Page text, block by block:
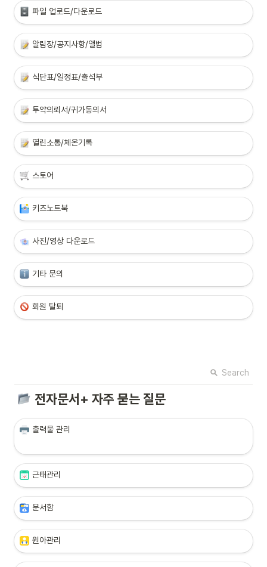
파일 업로드/다운로드
알림장/공지사항/앨범
식단표/일정표/출석부
투약의뢰서/귀가동의서
열린소통/체온기록
스토어
키즈노트북
사진/영상 다운로드
기타 문의
회원 탈퇴
Search
전자문서+ 자주 묻는 질문
출력물 관리
근태관리
문서함
원아관리